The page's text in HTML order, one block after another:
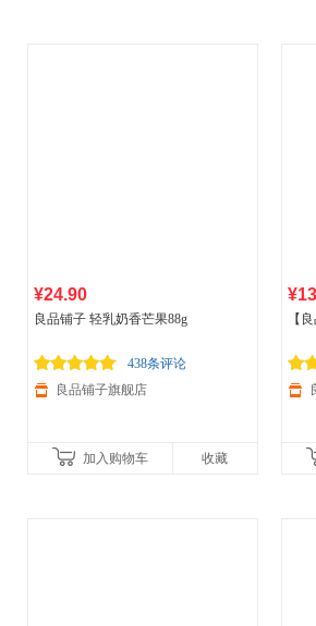
¥24.90
良品铺子 轻乳奶香芒果88g
438条评论
良品铺子旗舰店
加入购物车 收藏
【